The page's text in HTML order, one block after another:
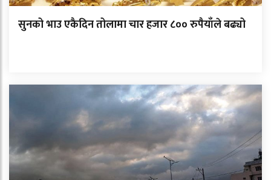
सुनको भाउ एकैदिन तोलामा चार हजार ८०० रुपैयाँले बढ्यो